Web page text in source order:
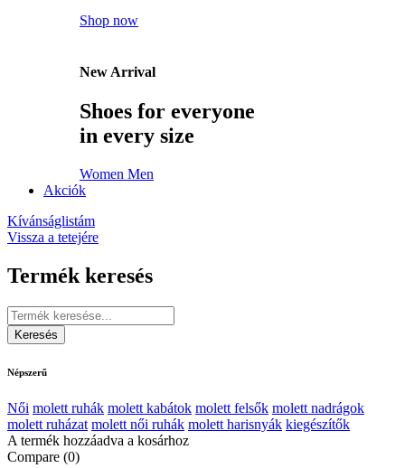
Shop now
New Arrival
Shoes for everyone
in every size
Women Men
Akciók
Kívánságlistám
Vissza a tetejére
Termék keresés
Népszerű
Női molett ruhák molett kabátok molett felsők molett nadrágok
molett ruházat molett női ruhák molett harisnyák kiegészítők
A termék hozzáadva a kosárhoz
Compare (0)